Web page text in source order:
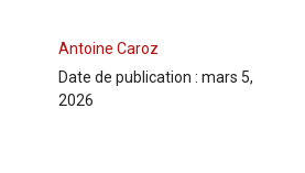
Antoine Caroz
Date de publication : mars 5,
2026